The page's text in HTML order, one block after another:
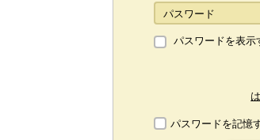
パスワード
パスワードを表示
パスワードを記憶